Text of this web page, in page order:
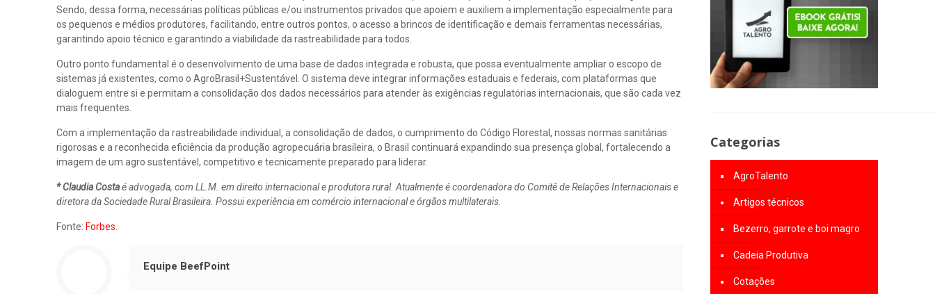
Sendo, dessa forma, necessárias políticas públicas e/ou instrumentos privados que apoiem e auxiliem a implementação especialmente para
os pequenos e médios produtores, facilitando, entre outros pontos, o acesso a brincos de identificação e demais ferramentas necessárias,
garantindo apoio técnico e garantindo a viabilidade da rastreabilidade para todos.
Outro ponto fundamental é o desenvolvimento de uma base de dados integrada e robusta, que possa eventualmente ampliar o escopo de
sistemas já existentes, como o AgroBrasil+Sustentável. O sistema deve integrar informações estaduais e federais, com plataformas que
dialoguem entre si e permitam a consolidação dos dados necessários para atender às exigências regulatórias internacionais, que são cada vez
mais frequentes.
Com a implementação da rastreabilidade individual, a consolidação de dados, o cumprimento do Código Florestal, nossas normas sanitárias
rigorosas e a reconhecida eficiência da produção agropecuária brasileira, o Brasil continuará expandindo sua presença global, fortalecendo a
imagem de um agro sustentável, competitivo e tecnicamente preparado para liderar.
* Claudia Costaé advogada, com LL.M. em direito internacional e produtora rural. Atualmente é coordenadora do Comitê de Relações Internacionais e
diretora da Sociedade Rural Brasileira. Possui experiência em comércio internacional e órgãos multilaterais.
Fonte: Forbes
Equipe BeefPoint
Categorias
AgroTalento
Artigos técnicos
Bezerro, garrote e boi magro
Cadeia Produtiva
Cotações